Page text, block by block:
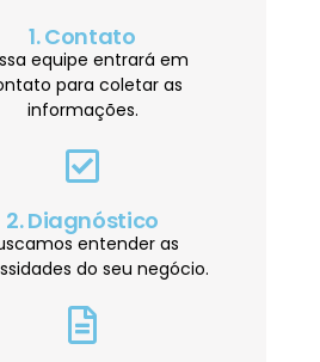
1. Contato
equipe entrará em
para coletar as
informações.
2. Diagnóstico
entender as
do seu negócio.